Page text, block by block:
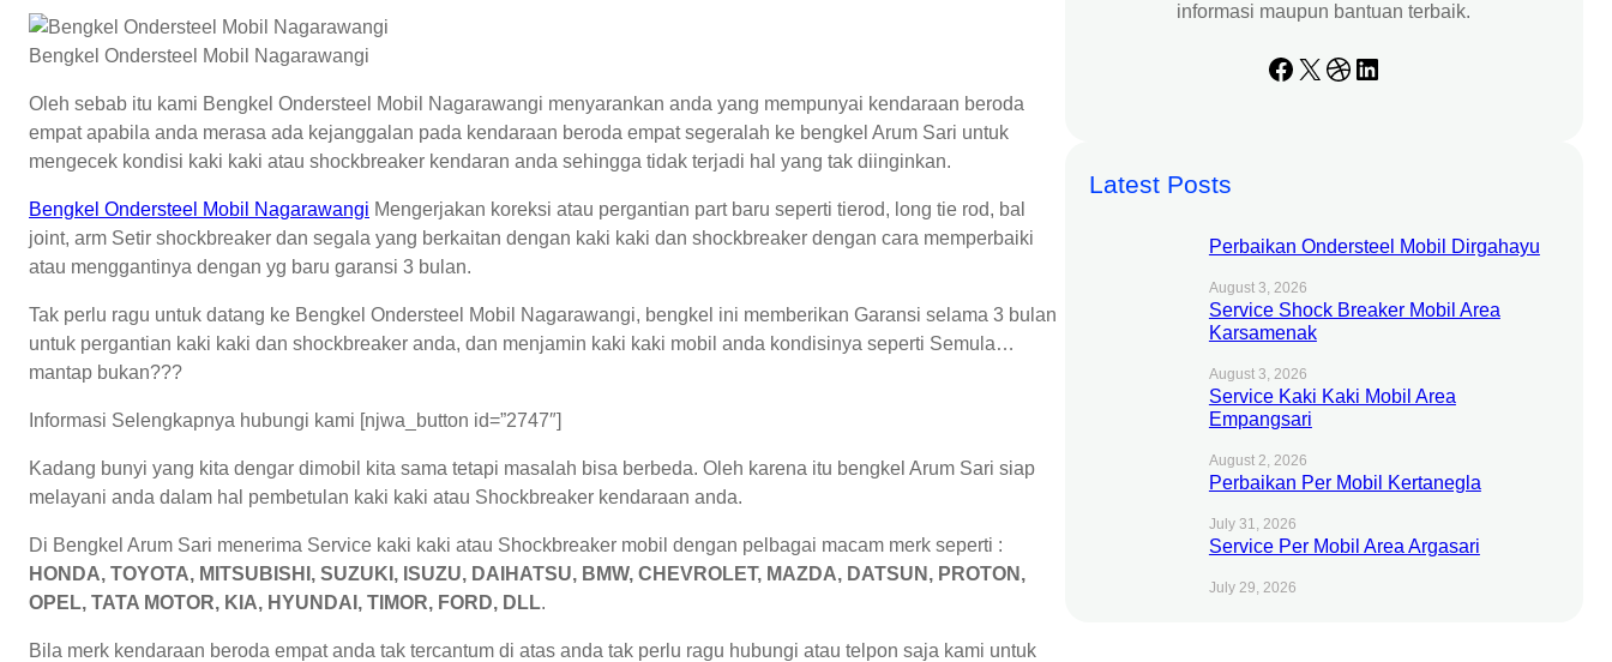
Bengkel Ondersteel Mobil Nagarawangi
Oleh sebab itu kami Bengkel Ondersteel Mobil Nagarawangi menyarankan anda yang mempunyai kendaraan beroda
empat apabila anda merasa ada kejanggalan pada kendaraan beroda empat segeralah ke bengkel Arum Sari untuk
mengecek kondisi kaki kaki atau shockbreaker kendaran anda sehingga tidak terjadi hal yang tak diinginkan.
Bengkel Ondersteel Mobil Nagarawangi Mengerjakan koreksi atau pergantian part baru seperti tierod, long tie rod, bal
joint, arm Setir shockbreaker dan segala yang berkaitan dengan kaki kaki dan shockbreaker dengan cara memperbaiki
atau menggantinya dengan yg baru garansi 3 bulan.
Tak perlu ragu untuk datang ke Bengkel Ondersteel Mobil Nagarawangi, bengkel ini memberikan Garansi selama 3 bulan
untuk pergantian kaki kaki dan shockbreaker anda, dan menjamin kaki kaki mobil anda kondisinya seperti Semula…
mantap bukan???
Informasi Selengkapnya hubungi kami [njwa_button id=”2747″]
Kadang bunyi yang kita dengar dimobil kita sama tetapi masalah bisa berbeda. Oleh karena itu bengkel Arum Sari siap
melayani anda dalam hal pembetulan kaki kaki atau Shockbreaker kendaraan anda.
Di Bengkel Arum Sari menerima Service kaki kaki atau Shockbreaker mobil dengan pelbagai macam merk seperti :
HONDA, TOYOTA, MITSUBISHI, SUZUKI, ISUZU, DAIHATSU, BMW, CHEVROLET, MAZDA, DATSUN, PROTON,
OPEL, TATA MOTOR, KIA, HYUNDAI, TIMOR, FORD, DLL.
Bila merk kendaraan beroda empat anda tak tercantum di atas anda tak perlu ragu hubungi atau telpon saja kami untuk
informasi maupun bantuan terbaik.
Facebook X Dribbble LinkedIn
Latest Posts
Perbaikan Ondersteel Mobil Dirgahayu
August 3, 2026
Service Shock Breaker Mobil Area
Karsamenak
August 3, 2026
Service Kaki Kaki Mobil Area
Empangsari
August 2, 2026
Perbaikan Per Mobil Kertanegla
July 31, 2026
Service Per Mobil Area Argasari
July 29, 2026